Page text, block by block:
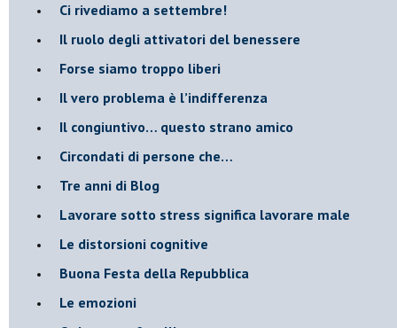
​Ci rivediamo a settembre!
​Il ruolo degli attivatori del benessere
​Forse siamo troppo liberi
​Il vero problema è l’indifferenza
​Il congiuntivo… questo strano amico
​Circondati di persone che…
​Tre anni di Blog
​Lavorare sotto stress significa lavorare male
​Le distorsioni cognitive
​Buona Festa della Repubblica
Le emozioni